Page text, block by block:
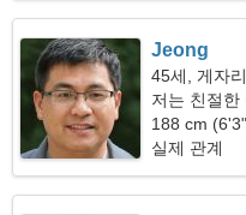
Jeong
45세, 게자리
저는 친절한
188 cm
실제 관계